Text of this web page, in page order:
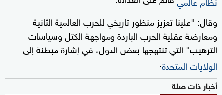
وقال: "علينا تعزيز منظور تاريخي للحرب العالمية الثانية
ومعارضة عقلية الحرب الباردة ومواجهة الكتل وسياسات
الترهيب" التي تنتهجها بعض الدول، في إشارة مبطنة إلى
الولايات المتحدة.
أخبار ذات صلة